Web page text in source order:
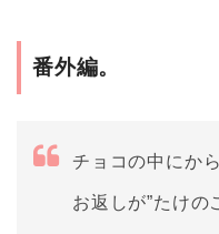
番外編。
チョコの中にか
お返しが”たけ